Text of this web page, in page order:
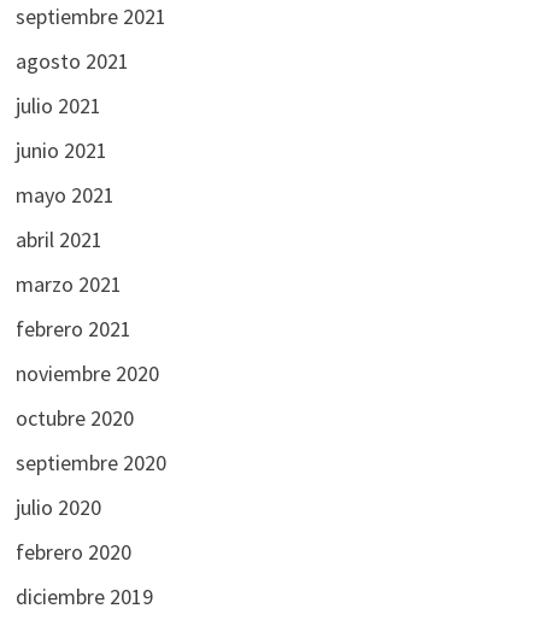
septiembre 2021
agosto 2021
julio 2021
junio 2021
mayo 2021
abril 2021
marzo 2021
febrero 2021
noviembre 2020
octubre 2020
septiembre 2020
julio 2020
febrero 2020
diciembre 2019